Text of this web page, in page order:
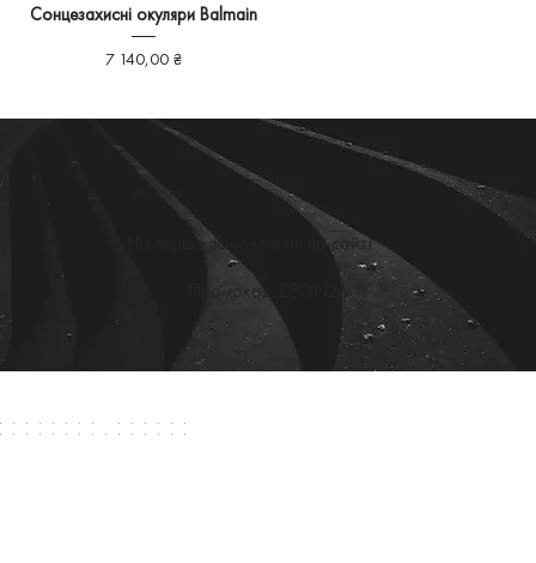
Сонцезахисні окуляри Balmain
Ціна
7 140,00 ₴
Промокод ZEON26
На перше замовлення на сайті